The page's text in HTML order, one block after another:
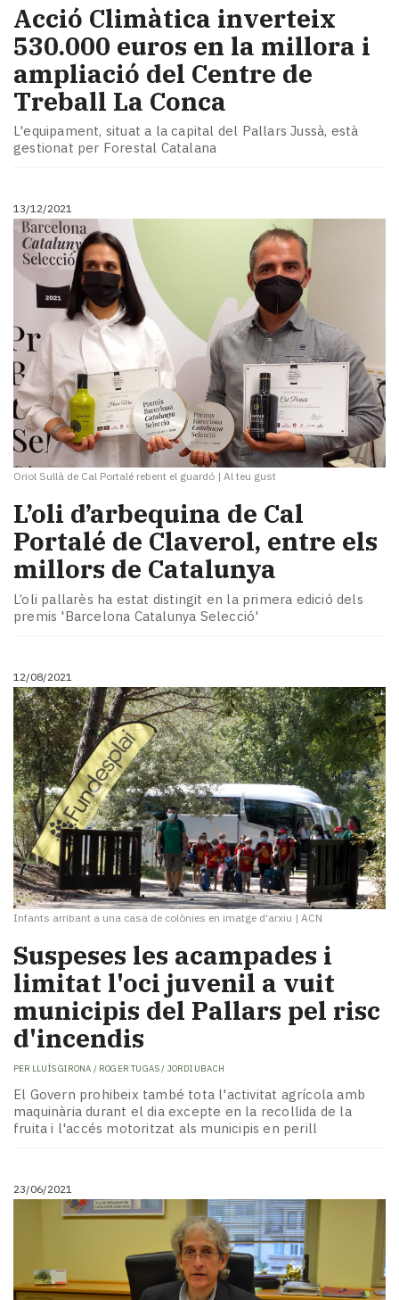
Acció Climàtica inverteix
530.000 euros en la millora i
ampliació del Centre de
Treball La Conca
L'equipament, situat a la capital del Pallars Jussà, està
gestionat per Forestal Catalana
13/12/2021
Oriol Sullà de Cal Portalé rebent el guardó | Al teu gust
L’oli d’arbequina de Cal
Portalé de Claverol, entre els
millors de Catalunya
L’oli pallarès ha estat distingit en la primera edició dels
premis 'Barcelona Catalunya Selecció'
12/08/2021
Infants arribant a una casa de colònies en imatge d'arxiu | ACN
Suspeses les acampades i
limitat l'oci juvenil a vuit
municipis del Pallars pel risc
d'incendis
PER LLUÍS GIRONA / ROGER TUGAS / JORDI UBACH
El Govern prohibeix també tota l'activitat agrícola amb
maquinària durant el dia excepte en la recollida de la
fruita i l'accés motoritzat als municipis en perill
23/06/2021